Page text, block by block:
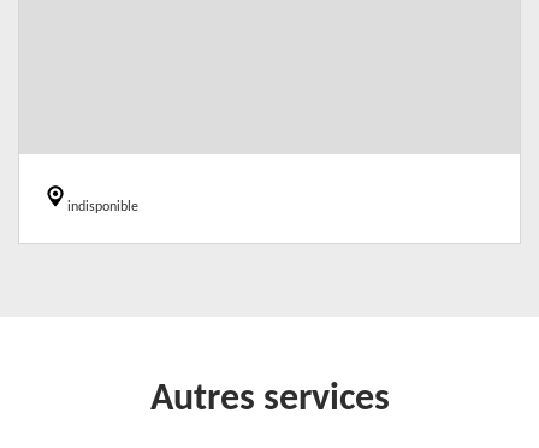
indisponible
Autres services